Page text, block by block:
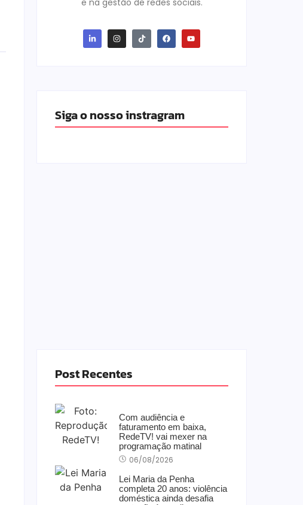
Siga o nosso instragram
Post Recentes
Com audiência e
faturamento em baixa,
RedeTV! vai mexer na
programação matinal
06/08/2026
Lei Maria da Penha
completa 20 anos: violência
doméstica ainda desafia